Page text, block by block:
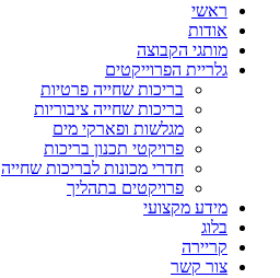
ראשי
אודות
מותגי הקבוצה
גלריית הפרוייקטים
בריכות שחייה פרטיות
בריכות שחייה ציבוריות
מגלשות ופארקי מים
פרויקטי תכנון בריכות
חדרי מכונות לבריכות שחייה
פרויקטים בתהליך
מידע מקצועי
בלוג
קריירה
צור קשר